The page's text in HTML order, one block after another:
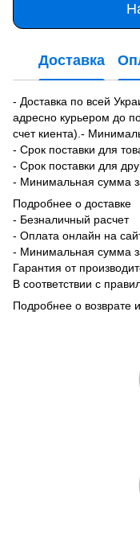
Доставка
- Доставка по всей
адресно курьером до
счет киента).-
- Срок поставки для
- Срок поставки для
- Минимальная сумма
Подробнее о доставке
- Безналичный расчет
- Оплата онлайн на
- Минимальная сумма
Гарантия от
В соответствии с
Подробнее о возврате